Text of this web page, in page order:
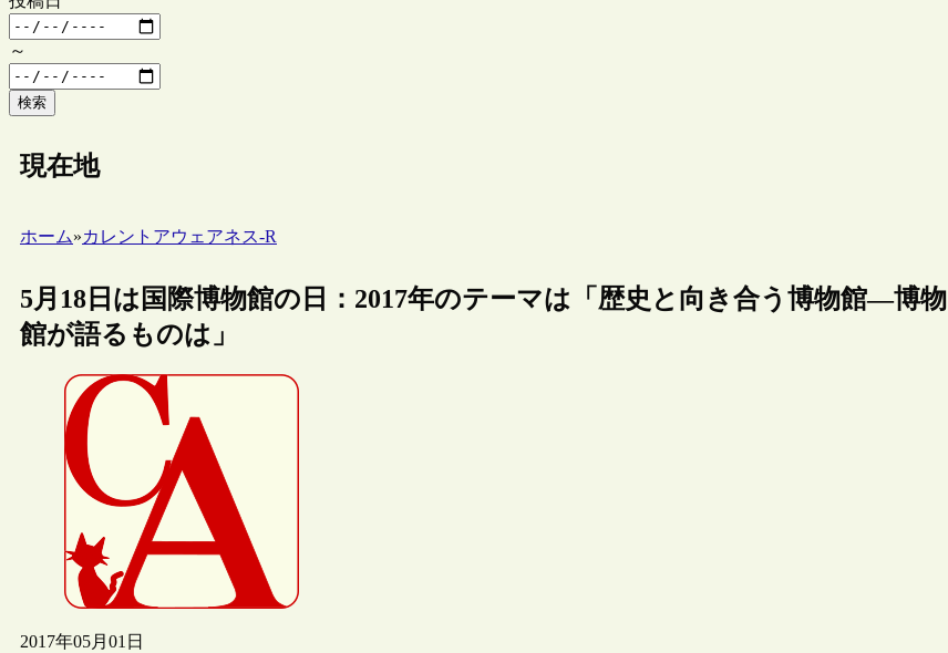
～
検索
現在地
ホーム»カレントアウェアネス-R
5月18日は国際博物館の日：2017年のテーマは「歴史と向き合う博物館―博物
館が語るものは」
2017年05月01日